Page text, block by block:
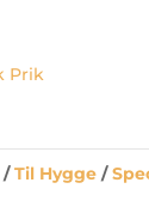
/Til Hygge /